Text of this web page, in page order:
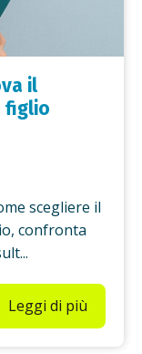
il
figlio
scegliere il
confronta
Leggi di più